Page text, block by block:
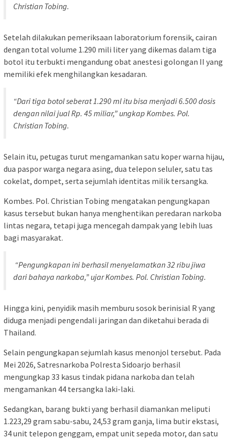
Christian Tobing.
Setelah dilakukan pemeriksaan laboratorium forensik, cairan
dengan total volume 1.290 mili liter yang dikemas dalam tiga
botol itu terbukti mengandung obat anestesi golongan II yang
memiliki efek menghilangkan kesadaran.
“Dari tiga botol seberat 1.290 ml itu bisa menjadi 6.500 dosis
dengan nilai jual Rp. 45 miliar,” ungkap Kombes. Pol.
Christian Tobing.
Selain itu, petugas turut mengamankan satu koper warna hijau,
dua paspor warga negara asing, dua telepon seluler, satu tas
cokelat, dompet, serta sejumlah identitas milik tersangka.
Kombes. Pol. Christian Tobing mengatakan pengungkapan
kasus tersebut bukan hanya menghentikan peredaran narkoba
lintas negara, tetapi juga mencegah dampak yang lebih luas
bagi masyarakat.
“Pengungkapan ini berhasil menyelamatkan 32 ribu jiwa
dari bahaya narkoba,” ujar Kombes. Pol. Christian Tobing.
Hingga kini, penyidik masih memburu sosok berinisial R yang
diduga menjadi pengendali jaringan dan diketahui berada di
Thailand.
Selain pengungkapan sejumlah kasus menonjol tersebut. Pada
Mei 2026, Satresnarkoba Polresta Sidoarjo berhasil
mengungkap 33 kasus tindak pidana narkoba dan telah
mengamankan 44 tersangka laki-laki.
Sedangkan, barang bukti yang berhasil diamankan meliputi
1.223,29 gram sabu-sabu, 24,53 gram ganja, lima butir ekstasi,
34 unit telepon genggam, empat unit sepeda motor, dan satu